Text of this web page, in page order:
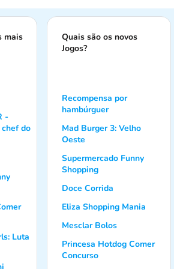
mais
-
do
Luta
Quais são os novos
Jogos?
Recompensa por
hambúrguer
Mad Burger 3: Velho
Oeste
Supermercado Funny
Shopping
Doce Corrida
Eliza Shopping Mania
Mesclar Bolos
Princesa Hotdog Comer
Concurso